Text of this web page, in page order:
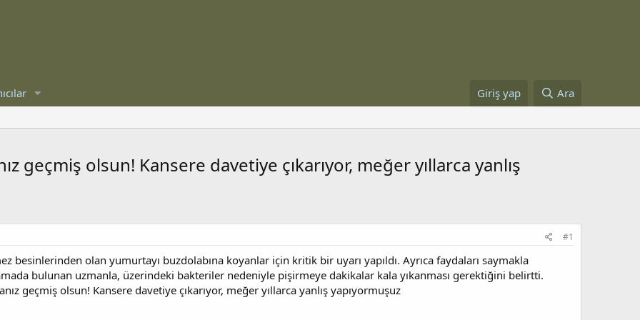
Giriş yap Ara
geçmiş olsun! Kansere davetiye çıkarıyor, meğer yıllarca yanlış
#1
besinlerinden olan yumurtayı buzdolabına koyanlar için kritik bir uyarı yapıldı. Ayrıca faydaları saymakla
bulunan uzmanla, üzerindeki bakteriler nedeniyle pişirmeye dakikalar kala yıkanması gerektiğini belirtti.
geçmiş olsun! Kansere davetiye çıkarıyor, meğer yıllarca yanlış yapıyormuşuz